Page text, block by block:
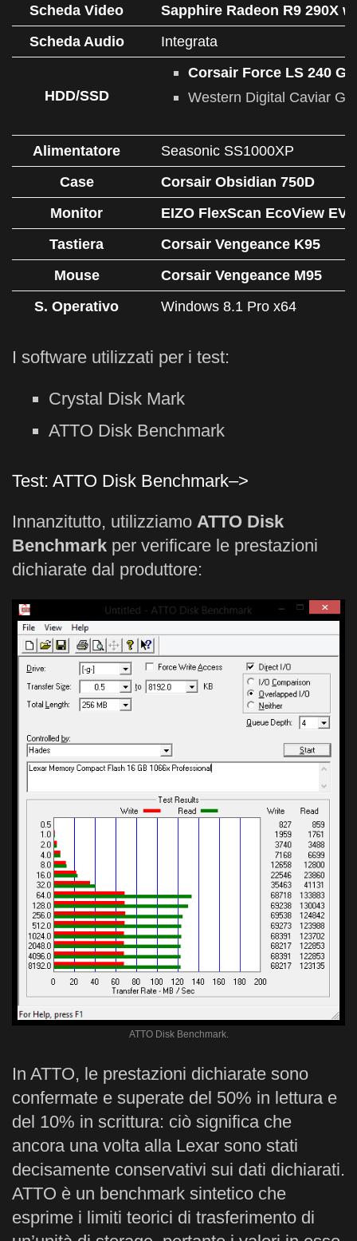
Scheda Video
Sapphire Radeon R9 290X
Scheda Audio
Integrata
HDD/SSD
Corsair Force LS 240 GB
Western Digital Caviar
Alimentatore
Seasonic SS1000XP
Case
Corsair Obsidian 750D
Monitor
EIZO FlexScan EcoView
Tastiera
Corsair Vengeance K95
Mouse
Corsair Vengeance M95
S. Operativo
Windows 8.1 Pro x64
I software utilizzati per i test:
Crystal Disk Mark
ATTO Disk Benchmark
Test: ATTO Disk Benchmark–>
Innanzitutto, utilizziamo ATTO Disk
Benchmark per verificare le prestazioni
dichiarate dal produttore:
ATTO Disk Benchmark.
In ATTO, le prestazioni dichiarate sono
confermate e superate del 50% in lettura e
del 10% in scrittura: ciò significa che
ancora una volta alla Lexar sono stati
decisamente conservativi sui dati dichiarati.
ATTO è un benchmark sintetico che
esprime i limiti teorici di trasferimento di